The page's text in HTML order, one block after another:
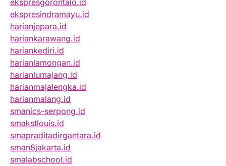
ekspresgorontalo.id
ekspresindramayu.id
harianjepara.id
hariankarawang.id
hariankediri.id
harianlamongan.id
harianlumajang.id
harianmajalengka.id
harianmalang.id
smanics-serpong.id
smakstlouis.id
smapraditadirgantara.id
sman8jakarta.id
smalabschool.id